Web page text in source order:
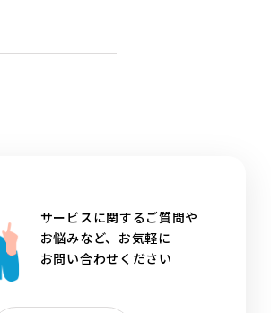
サービスに関するご質問や
お悩みなど、お気軽に
お問い合わせください